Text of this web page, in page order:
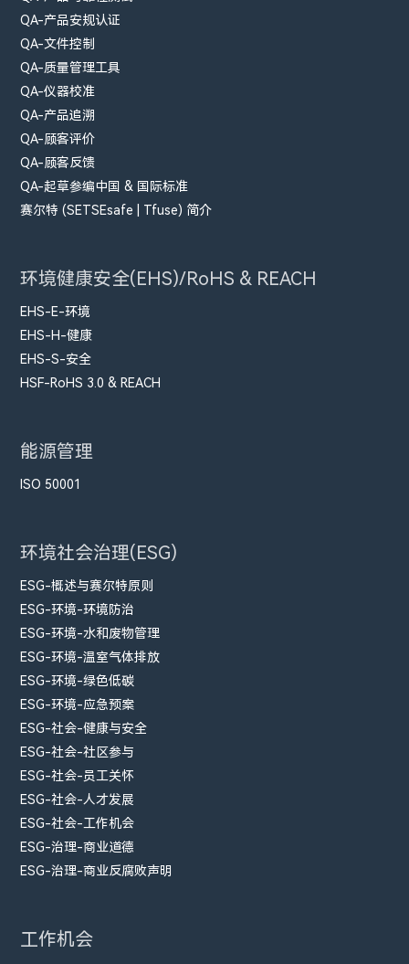
QA-产品安规认证
QA-文件控制
QA-质量管理工具
QA-仪器校准
QA-产品追溯
QA-顾客评价
QA-顾客反馈
QA-起草参编中国 & 国际标准
赛尔特 (SETSEsafe | Tfuse) 简介
环境健康安全(EHS)/RoHS & REACH
EHS-E-环境
EHS-H-健康
EHS-S-安全
HSF-RoHS 3.0 & REACH
能源管理
ISO 50001
环境社会治理(ESG)
ESG-概述与赛尔特原则
ESG-环境-环境防治
ESG-环境-水和废物管理
ESG-环境-温室气体排放
ESG-环境-绿色低碳
ESG-环境-应急预案
ESG-社会-健康与安全
ESG-社会-社区参与
ESG-社会-员工关怀
ESG-社会-人才发展
ESG-社会-工作机会
ESG-治理-商业道德
ESG-治理-商业反腐败声明
工作机会